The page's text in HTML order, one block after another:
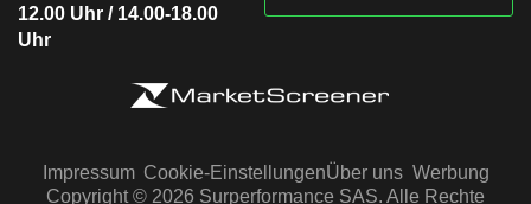
12.00 Uhr / 14.00-18.00
Uhr
Impressum Cookie-EinstellungenÜber uns Werbung
Copyright © 2026 Surperformance SAS. Alle Rechte